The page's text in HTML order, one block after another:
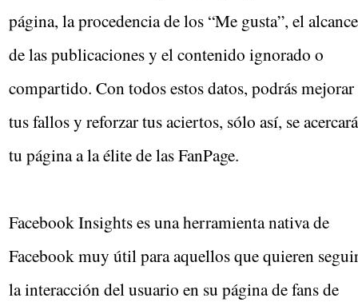
página, la procedencia de los “Me gusta”, el alcance
de las publicaciones y el contenido ignorado o
compartido. Con todos estos datos, podrás mejorar
tus fallos y reforzar tus aciertos, sólo así, se acercará
tu página a la élite de las FanPage.
Facebook Insights es una herramienta nativa de
Facebook muy útil para aquellos que quieren
la interacción del usuario en su página de fans de